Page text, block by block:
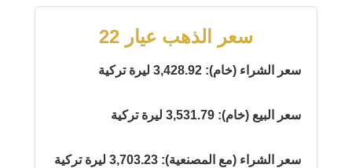
سعر الذهب عيار 22
سعر الشراء (خام): 3,428.92 ليرة تركية
سعر البيع (خام): 3,531.79 ليرة تركية
سعر الشراء (مع المصنعية): 3,703.23 ليرة تركية